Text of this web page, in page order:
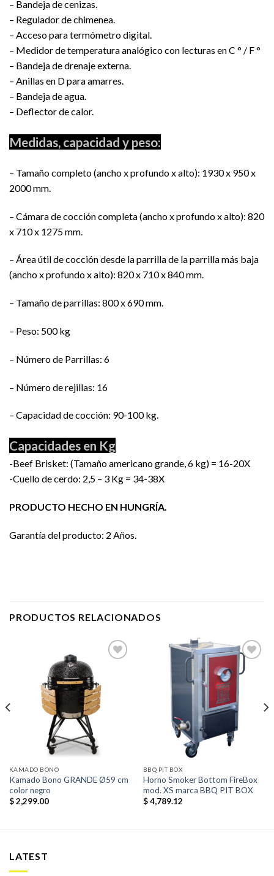
– Bandeja de cenizas.
– Regulador de chimenea.
– Acceso para termómetro digital.
– Medidor de temperatura analógico con lecturas en C ° / F °
– Bandeja de drenaje externa.
– Anillas en D para amarres.
– Bandeja de agua.
– Deflector de calor.
Medidas, capacidad y peso:
– Tamaño completo (ancho x profundo x alto): 1930 x 950 x
2000 mm.
– Cámara de cocción completa (ancho x profundo x alto): 820
x 710 x 1275 mm.
– Área útil de cocción desde la parrilla de la parrilla más baja
(ancho x profundo x alto): 820 x 710 x 840 mm.
– Tamaño de parrillas: 800 x 690 mm.
– Peso: 500 kg
– Número de Parrillas: 6
– Número de rejillas: 16
– Capacidad de cocción: 90-100 kg.
Capacidades en Kg
-Beef Brisket: (Tamaño americano grande, 6 kg) = 16-20X
-Cuello de cerdo: 2,5 – 3 Kg = 34-38X
PRODUCTO HECHO EN HUNGRÍA.
Garantía del producto: 2 Años.
PRODUCTOS RELACIONADOS
KAMADO BONO
Kamado Bono GRANDE Ø59 cm
color negro
$2,299.00
Añadir
lista de
deseos
BBQ PIT BOX
Horno Smoker Bottom FireBox
mod. XS marca BBQ PIT BOX
$4,789.12
LATEST